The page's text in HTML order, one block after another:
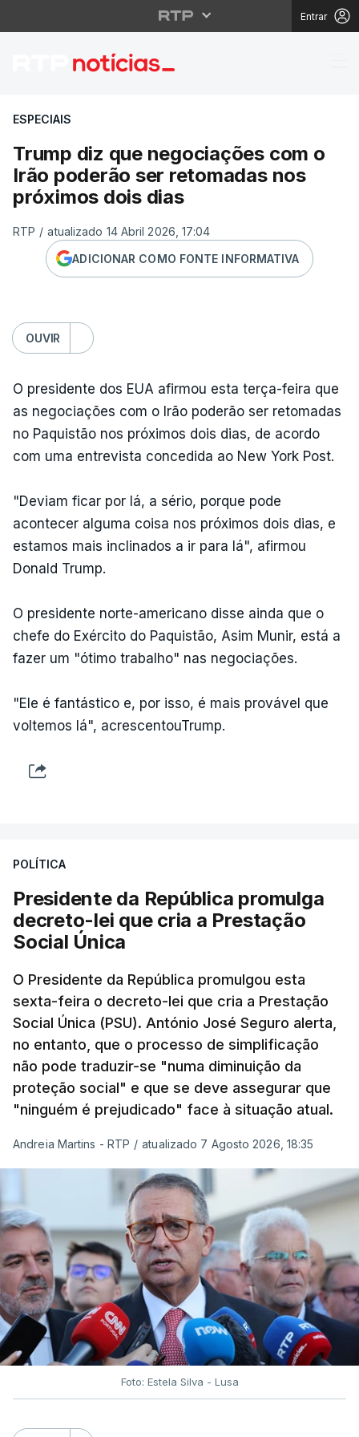
Entrar
Trump diz que
ESPECIAIS
Trump diz que negociações com o
Irão poderão ser retomadas nos
próximos dois dias
RTP / atualizado 14 Abril 2026, 17:04
ADICIONAR COMO FONTE INFORMATIVA
OUVIR
O presidente dos EUA afirmou esta terça-feira que
as negociações com o Irão poderão ser retomadas
no Paquistão nos próximos dois dias, de acordo
com uma entrevista concedida ao New York Post.
"Deviam ficar por lá, a sério, porque pode
acontecer alguma coisa nos próximos dois dias, e
estamos mais inclinados a ir para lá", afirmou
Donald Trump.
O presidente norte-americano disse ainda que o
chefe do Exército do Paquistão, Asim Munir, está a
fazer um "ótimo trabalho" nas negociações.
"Ele é fantástico e, por isso, é mais provável que
voltemos lá", acrescentouTrump.
POLÍTICA
Presidente da República promulga
decreto-lei que cria a Prestação
Social Única
O Presidente da República promulgou esta
sexta-feira o decreto-lei que cria a Prestação
Social Única (PSU). António José Seguro alerta,
no entanto, que o processo de simplificação
não pode traduzir-se "numa diminuição da
proteção social" e que se deve assegurar que
"ninguém é prejudicado" face à situação atual.
Andreia Martins - RTP / atualizado 7 Agosto 2026, 18:35
Foto: Estela Silva - Lusa